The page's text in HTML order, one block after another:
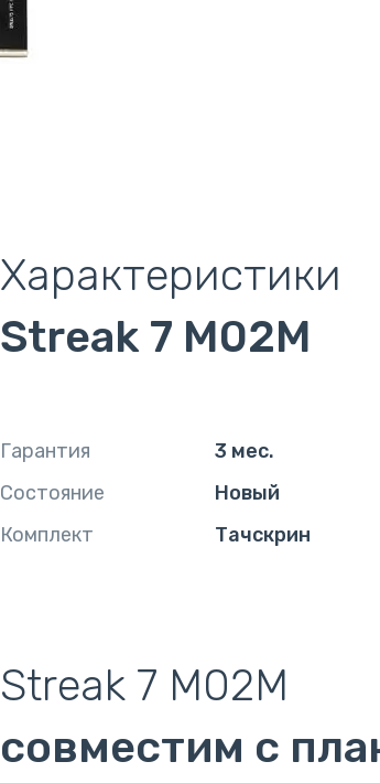
Характеристики
Streak 7 M02M
Гарантия
3 мес.
Состояние
Новый
Комплект
Тачскрин
Streak 7 M02M
совместим с